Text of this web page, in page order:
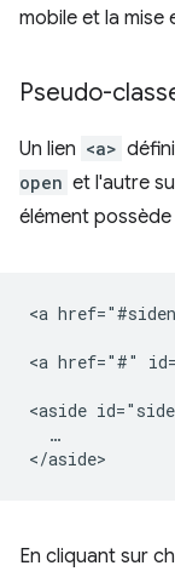
mobile et la
Pseudo-
Un lien <a>
open et l'autre
élément possède
<a
<a href="#"
<aside
  …
En cliquant sur